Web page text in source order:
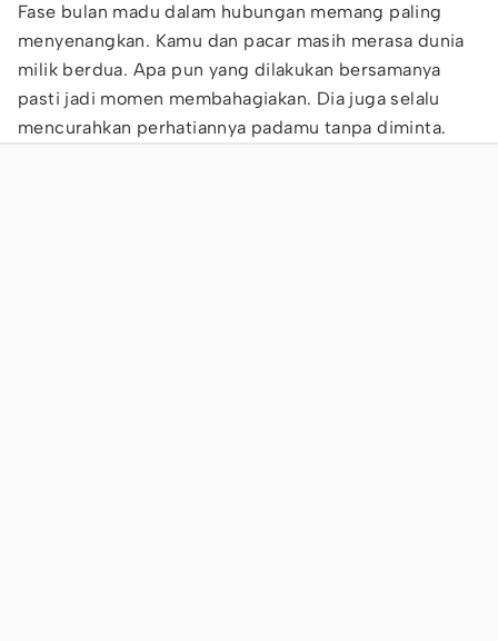
Fase bulan madu dalam hubungan memang paling
menyenangkan. Kamu dan pacar masih merasa dunia
milik berdua. Apa pun yang dilakukan bersamanya
pasti jadi momen membahagiakan. Dia juga selalu
mencurahkan perhatiannya padamu tanpa diminta.